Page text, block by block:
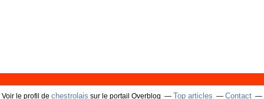
Voir le profil de chestrolais sur le portail Overblog Top articles Contact